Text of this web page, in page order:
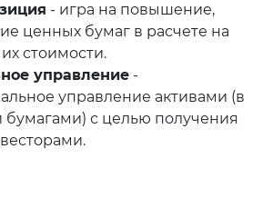
- игра на повышение,
ценных бумаг в расчете на
стоимости.
управление -
управление активами (в
бумагами) с целью получения